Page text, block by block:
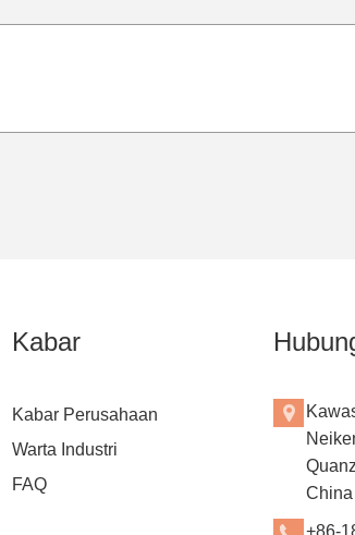
Kabar
Kabar Perusahaan
Warta Industri
FAQ
China